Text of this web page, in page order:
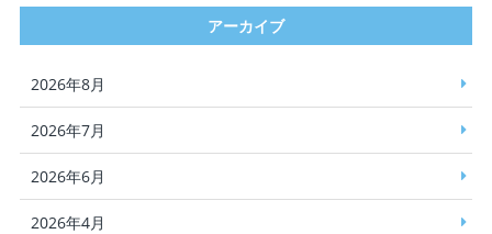
アーカイブ
2026年8月
2026年7月
2026年6月
2026年4月